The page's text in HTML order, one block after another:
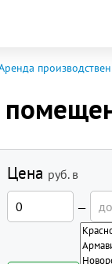
Цена руб. в
—